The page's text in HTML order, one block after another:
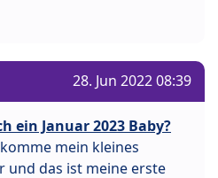
28. Jun 2022 08:39
ein Januar 2023 Baby?
mein kleines
und das ist meine erste